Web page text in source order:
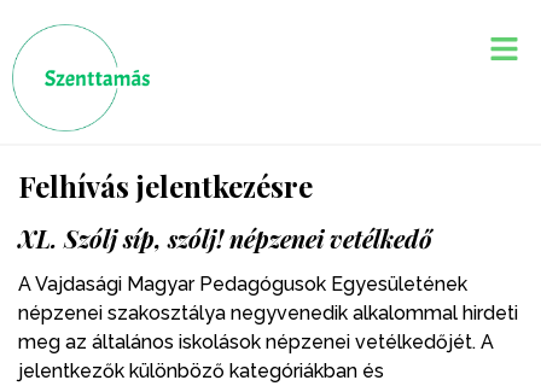
Felhívás jelentkezésre
XL. Szólj síp, szólj! népzenei vetélkedő
A Vajdasági Magyar Pedagógusok Egyesületének
népzenei szakosztálya negyvenedik alkalommal hirdeti
meg az általános iskolások népzenei vetélkedőjét. A
jelentkezők különböző kategóriákban és